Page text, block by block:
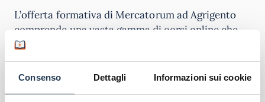
Consenso Dettagli Informazioni sui cookie
L’offerta formativa di Mercatorum ad Agrigento
comprende una vasta gamma di corsi online che
abbracciano diverse discipline accademiche.
Questi corsi offrono agli studenti la flessibilità di
studiare da qualsiasi luogo e in qualsiasi